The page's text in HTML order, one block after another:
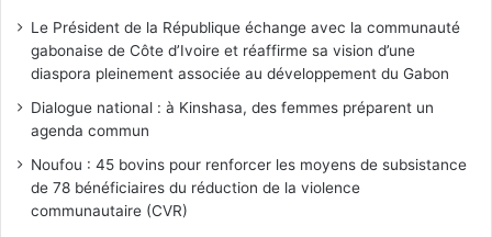
Le Président de la République échange avec la communauté
gabonaise de Côte d’Ivoire et réaffirme sa vision d’une
diaspora pleinement associée au développement du Gabon
Dialogue national : à Kinshasa, des femmes préparent un
agenda commun
Noufou : 45 bovins pour renforcer les moyens de subsistance
de 78 bénéficiaires du réduction de la violence
communautaire (CVR)